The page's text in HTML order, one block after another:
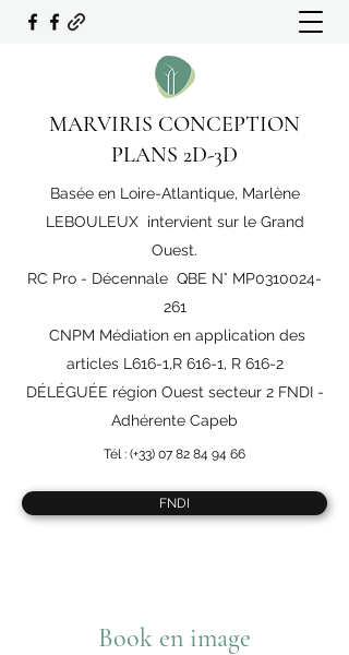
MARVIRIS CONCEPTION
PLANS 2D-3D
Basée en Loire-Atlantique, Marlène
LEBOULEUX intervient sur le Grand
Ouest.
RC Pro - Décennale QBE N° MP0310024-
261
CNPM Médiation en application des
articles L616-1,R 616-1, R 616-2
DÉLÉGUÉE région Ouest secteur 2 FNDI -
Adhérente Capeb
Tél : (+33) 07 82 84 94 66
FNDI
Book en image